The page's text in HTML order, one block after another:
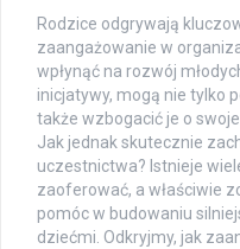
Rodzice odgrywają
zaangażowanie w
wpłynąć na rozwój
inicjatywy, mogą nie tylko
także wzbogacić je o
Jak jednak skutecznie
uczestnictwa? Istnieje
zaoferować, a właściwie
pomóc w budowaniu
dziećmi. Odkryjmy, jak